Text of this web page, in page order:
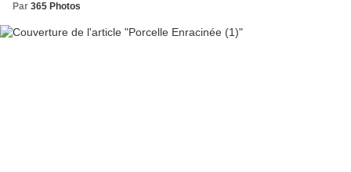
Par 365 Photos